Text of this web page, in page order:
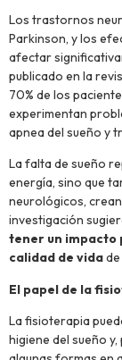
Los trastornos
Parkinson, y los
afectar
publicado en la
70% de los
experimentan
apnea del sueño y
La falta de sueño
energía, sino que
neurológicos,
investigación
tener un impacto
calidad de vida
El papel de la
La fisioterapia
higiene del sueño